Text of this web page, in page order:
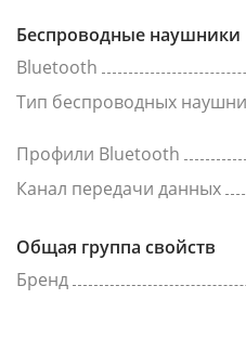
Беспроводные наушники
Bluetooth
Тип беспроводных
Профили Bluetooth
Канал передачи данных
Общая группа свойств
Бренд